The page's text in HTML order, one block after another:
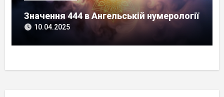
Значення 444 в Ангельській нумерології
10.04.2025